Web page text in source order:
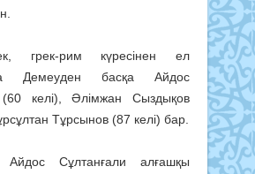
грек-рим күресінен ел
Демеуден басқа Айдос
(60 келі), Әлімжан Сыздықов
Тұрсынов (87 келі) бар.
Сұлтанғали алғашқы